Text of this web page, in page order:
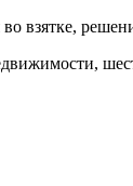
взятке,